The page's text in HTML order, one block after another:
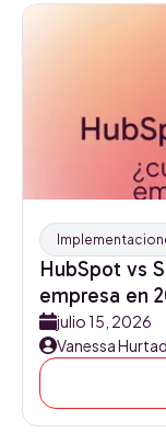
HubSpot vs
empresa en
julio 15, 2026
Vanessa